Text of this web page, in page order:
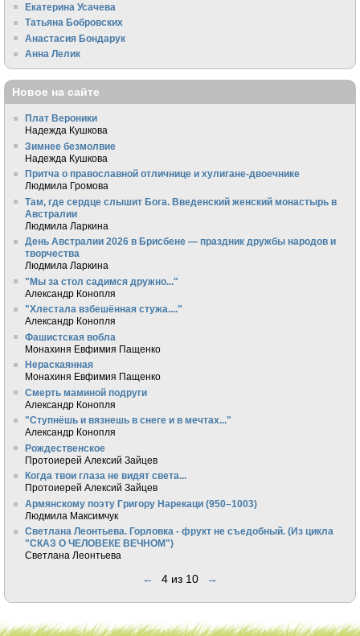
Екатерина Усачева
Татьяна Бобровских
Анастасия Бондарук
Анна Лелик
Новое на сайте
Плат Вероники
Надежда Кушкова
Зимнее безмолвие
Надежда Кушкова
Притча о православной отличнице и хулигане-двоечнике
Людмила Громова
Там, где сердце слышит Бога. Введенский женский монастырь в
Австралии
Людмила Ларкина
День Австралии 2026 в Брисбене — праздник дружбы народов и
творчества
Людмила Ларкина
"Мы за стол садимся дружно..."
Александр Конопля
"Хлестала взбешённая стужа...."
Александр Конопля
Фашистская вобла
Монахиня Евфимия Пащенко
Нераскаянная
Монахиня Евфимия Пащенко
Смерть маминой подруги
Александр Конопля
"Ступнёшь и вязнешь в снеге и в мечтах..."
Александр Конопля
Рождественское
Протоиерей Алексий Зайцев
Когда твои глаза не видят света...
Протоиерей Алексий Зайцев
Армянскому поэту Григору Нарекаци (950–1003)
Людмила Максимчук
Светлана Леонтьева. Горловка - фрукт не съедобный. (Из цикла
"СКАЗ О ЧЕЛОВЕКЕ ВЕЧНОМ")
Светлана Леонтьева
← 4 из 10 →